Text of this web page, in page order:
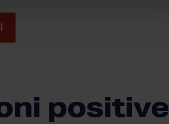
positive